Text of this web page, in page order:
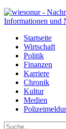
Informationen und
Startseite
Wirtschaft
Politik
Finanzen
Karriere
Chronik
Kultur
Medien